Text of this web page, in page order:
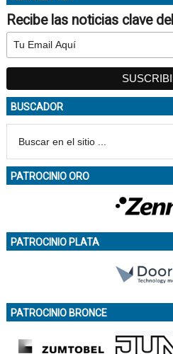
Recibe las noticias clave
BUSCADOR
PATROCINIO ORO
PATROCINIO PLATA
PATROCINIO BRONCE